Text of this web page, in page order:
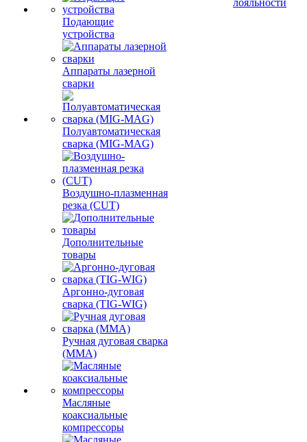
Подающие
устройства
Аппараты лазерной
сварки
Полуавтоматическая
сварка (MIG-MAG)
Воздушно-плазменная
резка (CUT)
Дополнительные
товары
Аргонно-дуговая
сварка (TIG-WIG)
Ручная дуговая сварка
(MMA)
Масляные
коаксиальные
компрессоры
лояльности